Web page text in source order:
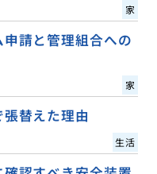
家
請と管理組合への
家
替えた理由
生活